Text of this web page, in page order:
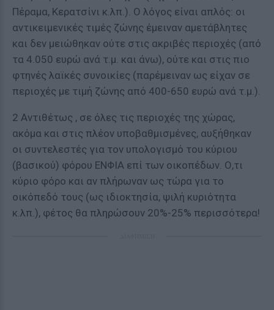
Πέραμα, Κερατσίνι κ.λπ.). Ο λόγος είναι απλός: οι
αντικειμενικές τιμές ζώνης έμειναν αμετάβλητες
και δεν μειώθηκαν ούτε στις ακριβές περιοχές (από
τα 4.050 ευρώ ανά τ.μ. και άνω), ούτε και στις πιο
φτηνές λαϊκές συνοικίες (παρέμειναν ως είχαν σε
περιοχές με τιμή ζώνης από 400-650 ευρώ ανά τ.μ.).
2 Αντιθέτως , σε όλες τις περιοχές της χώρας,
ακόμα και στις πλέον υποβαθμισμένες, αυξήθηκαν
οι συντελεστές για τον υπολογισμό του κύριου
(βασικού) φόρου ΕΝΦΙΑ επί των οικοπέδων. Ο,τι
κύριο φόρο και αν πλήρωναν ως τώρα για το
οικόπεδό τους (ως ιδιοκτησία, ψιλή κυριότητα
κ.λπ.), φέτος θα πληρώσουν 20%-25% περισσότερα!